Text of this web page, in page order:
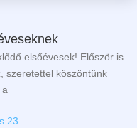
elsőévesek! Először is
szeretettel köszöntünk
23.